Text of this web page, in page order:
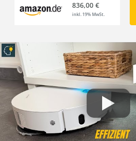
836,00 €
inkl. 19% MwSt.